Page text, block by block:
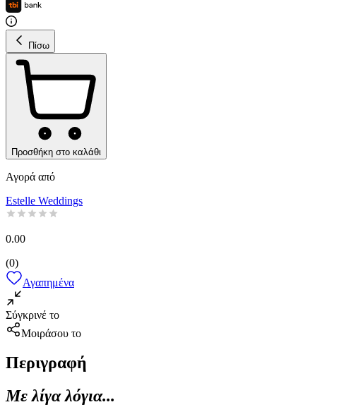
Πίσω
Προσθήκη στο καλάθι
Αγορά από
Estelle Weddings
0.00
(0)
Αγαπημένα
Σύγκρινέ το
Μοιράσου το
Περιγραφή
Με λίγα λόγια...